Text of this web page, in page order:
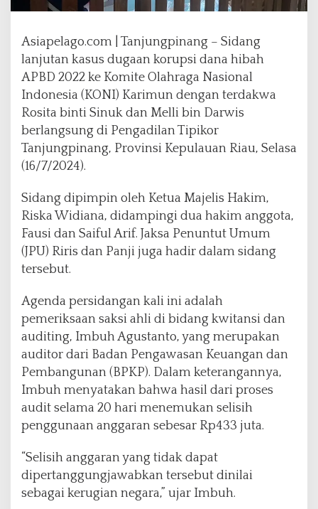
e
a
n
y
a
a
n
M
d
e
A
u
B
P
K
P
d
a
l
a
K
s
u
s
Asiapelago.com | Tanjungpinang – Sidang
lanjutan kasus dugaan korupsi dana hibah
APBD 2022 ke Komite Olahraga Nasional
Indonesia (KONI) Karimun dengan terdakwa
Rosita binti Sinuk dan Melli bin Darwis
berlangsung di Pengadilan Tipikor
Tanjungpinang, Provinsi Kepulauan Riau, Selasa
(16/7/2024).
Sidang dipimpin oleh Ketua Majelis Hakim,
Riska Widiana, didampingi dua hakim anggota,
Fausi dan Saiful Arif. Jaksa Penuntut Umum
(JPU) Riris dan Panji juga hadir dalam sidang
tersebut.
Agenda persidangan kali ini adalah
pemeriksaan saksi ahli di bidang kwitansi dan
auditing, Imbuh Agustanto, yang merupakan
auditor dari Badan Pengawasan Keuangan dan
Pembangunan (BPKP). Dalam keterangannya,
Imbuh menyatakan bahwa hasil dari proses
audit selama 20 hari menemukan selisih
penggunaan anggaran sebesar Rp433 juta.
“Selisih anggaran yang tidak dapat
dipertanggungjawabkan tersebut dinilai
sebagai kerugian negara,” ujar Imbuh.